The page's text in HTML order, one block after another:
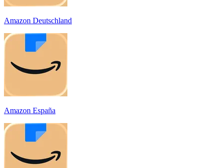
Amazon Deutschland
Amazon España